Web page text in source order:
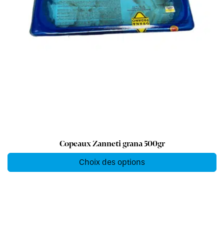
Copeaux Zanneti grana 500gr
Choix des options